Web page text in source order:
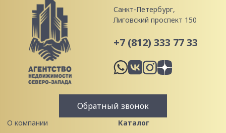
Санкт-Петербург,
Лиговский проспект 150
+7 (812) 333 77 33
Обратный звонок
О компании
Каталог